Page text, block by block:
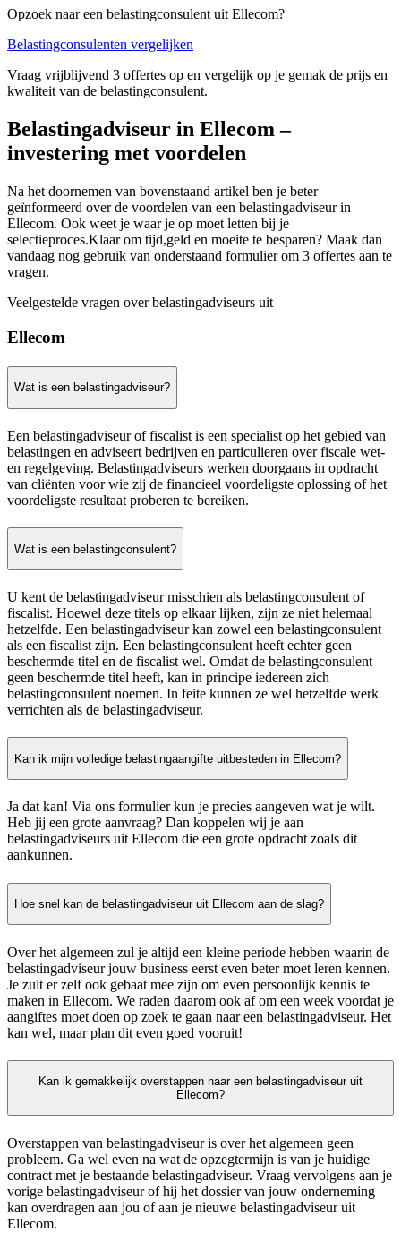
Opzoek naar een belastingconsulent uit Ellecom?
Belastingconsulenten vergelijken
Vraag vrijblijvend 3 offertes op en vergelijk op je gemak de prijs en
kwaliteit van de belastingconsulent.
Belastingadviseur in Ellecom –
investering met voordelen
Na het doornemen van bovenstaand artikel ben je beter
geïnformeerd over de voordelen van een belastingadviseur in
Ellecom. Ook weet je waar je op moet letten bij je
selectieproces.Klaar om tijd,geld en moeite te besparen? Maak dan
vandaag nog gebruik van onderstaand formulier om 3 offertes aan te
vragen.
Veelgestelde vragen over belastingadviseurs uit
Ellecom
Wat is een belastingadviseur?
Een belastingadviseur of fiscalist is een specialist op het gebied van
belastingen en adviseert bedrijven en particulieren over fiscale wet-
en regelgeving. Belastingadviseurs werken doorgaans in opdracht
van cliënten voor wie zij de financieel voordeligste oplossing of het
voordeligste resultaat proberen te bereiken.
Wat is een belastingconsulent?
U kent de belastingadviseur misschien als belastingconsulent of
fiscalist. Hoewel deze titels op elkaar lijken, zijn ze niet helemaal
hetzelfde. Een belastingadviseur kan zowel een belastingconsulent
als een fiscalist zijn. Een belastingconsulent heeft echter geen
beschermde titel en de fiscalist wel. Omdat de belastingconsulent
geen beschermde titel heeft, kan in principe iedereen zich
belastingconsulent noemen. In feite kunnen ze wel hetzelfde werk
verrichten als de belastingadviseur.
Kan ik mijn volledige belastingaangifte uitbesteden in Ellecom?
Ja dat kan! Via ons formulier kun je precies aangeven wat je wilt.
Heb jij een grote aanvraag? Dan koppelen wij je aan
belastingadviseurs uit Ellecom die een grote opdracht zoals dit
aankunnen.
Hoe snel kan de belastingadviseur uit Ellecom aan de slag?
Over het algemeen zul je altijd een kleine periode hebben waarin de
belastingadviseur jouw business eerst even beter moet leren kennen.
Je zult er zelf ook gebaat mee zijn om even persoonlijk kennis te
maken in Ellecom. We raden daarom ook af om een week voordat je
aangiftes moet doen op zoek te gaan naar een belastingadviseur. Het
kan wel, maar plan dit even goed vooruit!
Kan ik gemakkelijk overstappen naar een belastingadviseur uit
Ellecom?
Overstappen van belastingadviseur is over het algemeen geen
probleem. Ga wel even na wat de opzegtermijn is van je huidige
contract met je bestaande belastingadviseur. Vraag vervolgens aan je
vorige belastingadviseur of hij het dossier van jouw onderneming
kan overdragen aan jou of aan je nieuwe belastingadviseur uit
Ellecom.